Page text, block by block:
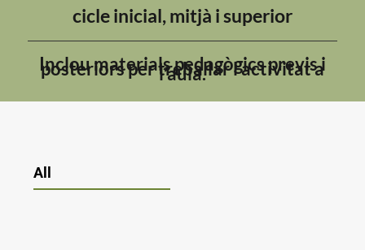
cicle inicial, mitjà i superior
Inclou materials pedagògics previs i
posteriors per treballar l’activitat a
l’aula.
All